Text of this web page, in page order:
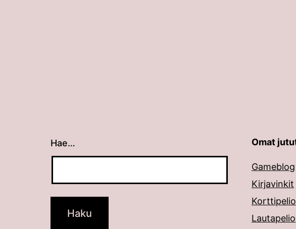
Hae…
Kun tuloksia tulee, voit selata niitä nuolinäppäimillä ylös
Omat
Gameblog
Kirjavinkit